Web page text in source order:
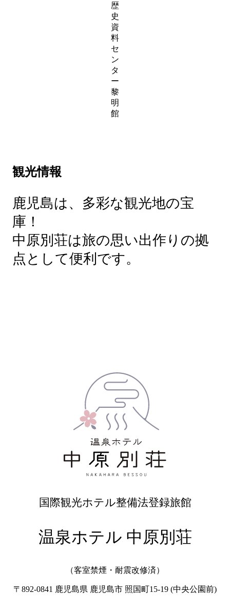
歴
史
資
料
セ
ン
タ
ー
黎
明
館
観光情報
鹿児島は、多彩な観光地の宝
庫！
中原別荘は旅の思い出作りの拠
点として便利です。
国際観光ホテル整備法登録旅館
温泉ホテル 中原別荘
（客室禁煙・耐震改修済）
〒892-0841 鹿児島県 鹿児島市 照国町15-19 (中央公園前)